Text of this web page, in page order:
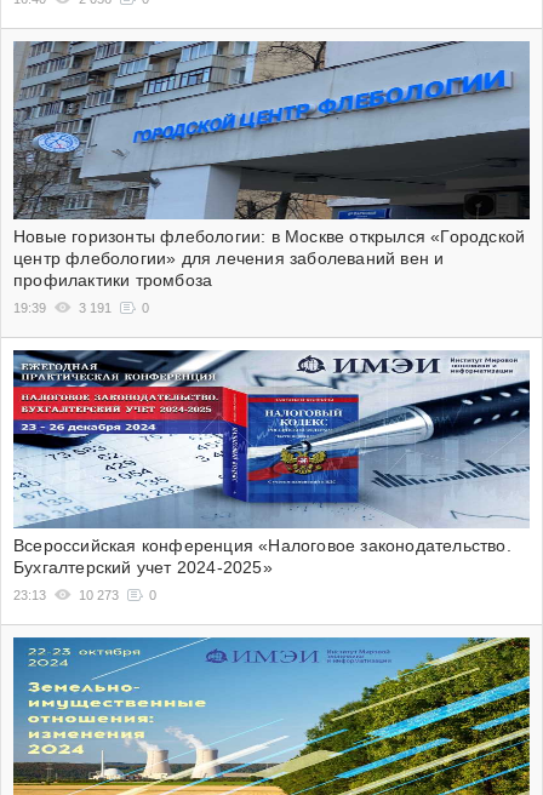
Новые горизонты флебологии: в Москве открылся «Городской
центр флебологии» для лечения заболеваний вен и
профилактики тромбоза
19:39 3 191 0
Всероссийская конференция «Налоговое законодательство.
Бухгалтерский учет 2024-2025»
23:13 10 273 0